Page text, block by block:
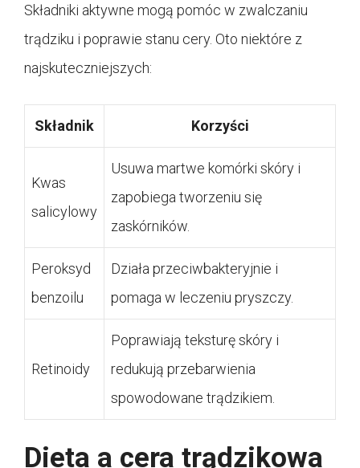
Składniki aktywne mogą pomóc w zwalczaniu
trądziku i poprawie stanu cery. Oto niektóre z
najskuteczniejszych:
Składnik Korzyści
Kwas
salicylowy
Usuwa martwe komórki skóry i
zapobiega tworzeniu się
zaskórników.
Peroksyd
benzoilu
Działa przeciwbakteryjnie i
pomaga w leczeniu pryszczy.
Retinoidy
Poprawiają teksturę skóry i
redukują przebarwienia
spowodowane trądzikiem.
Dieta a cera trądzikowa